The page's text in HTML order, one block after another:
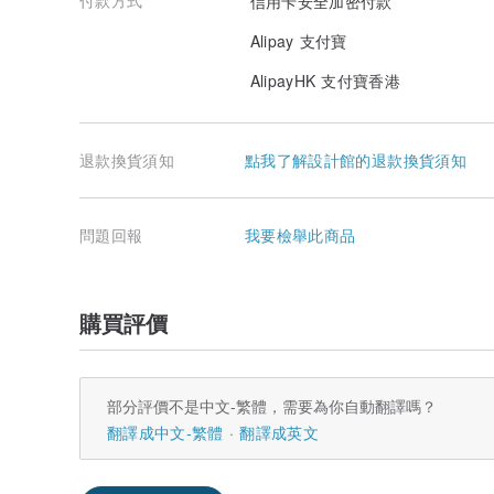
Alipay 支付寶
AlipayHK 支付寶香港
退款換貨須知 點我了解設計館的退款換貨須知
問題回報 我要檢舉此商品
購買評價
部分評價不是中文-繁體，需要為你自動翻譯嗎？
翻譯成中文-繁體
翻譯成英文